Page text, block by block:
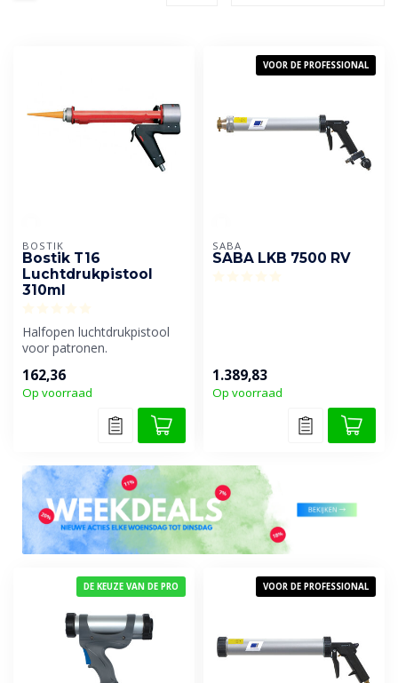
BOSTIK
Bostik T16
Luchtdrukpistool
310ml
Halfopen luchtdrukpistool
voor patronen.
162,36
Op voorraad
VOOR DE PROFESSIONAL
SABA
SABA LKB 7500 RV
1.389,83
Op voorraad
DE KEUZE VAN DE PRO VOOR DE PROFESSIONAL